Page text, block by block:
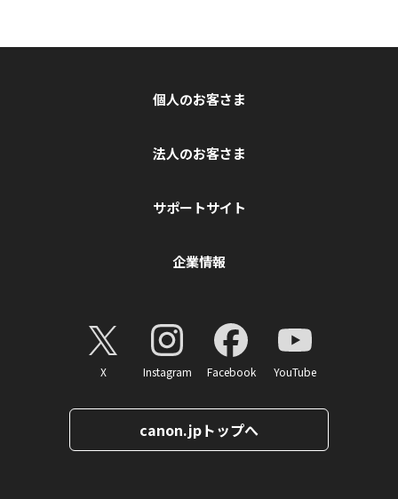
個人のお客さま
法人のお客さま
サポートサイト
企業情報
X Instagram Facebook YouTube
canon.jpトップへ